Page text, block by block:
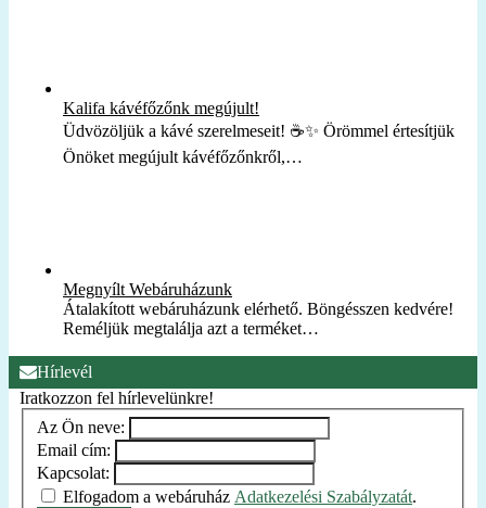
Kalifa kávéfőzőnk megújult!
Üdvözöljük a kávé szerelmeseit! ☕✨ Örömmel értesítjük
Önöket megújult kávéfőzőnkről,…
Megnyílt Webáruházunk
Átalakított webáruházunk elérhető. Böngésszen kedvére!
Reméljük megtalálja azt a terméket…
Hírlevél
Iratkozzon fel hírlevelünkre!
Az Ön neve:
Email cím:
Kapcsolat:
Elfogadom a webáruház Adatkezelési Szabályzatát.